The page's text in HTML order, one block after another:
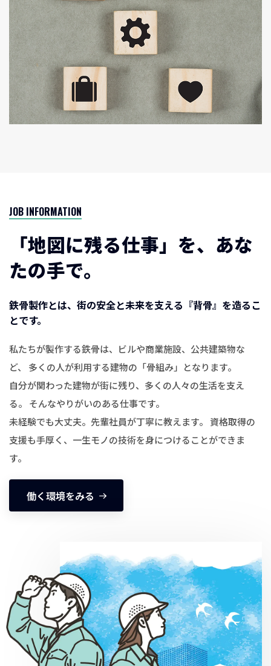
JOB INFORMATION
「地図に残る仕事」を、あな
たの手で。
鉄骨製作とは、街の安全と未来を支える『背骨』を造るこ
とです。
私たちが製作する鉄骨は、ビルや商業施設、公共建築物な
ど、 多くの人が利用する建物の「骨組み」となります。
自分が関わった建物が街に残り、多くの人々の生活を支え
る。 そんなやりがいのある仕事です。
未経験でも大丈夫。先輩社員が丁寧に教えます。 資格取得の
支援も手厚く、一生モノの技術を身につけることができま
す。
働く環境をみる